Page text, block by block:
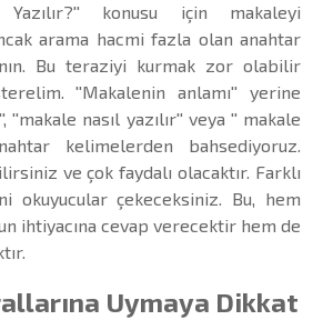
konusu için makaleyi
arama hacmi fazla olan anahtar
Bu teraziyi kurmak zor olabilir
''Makalenin anlamı'' yerine
''makale nasıl yazılır'' veya '' makale
kelimelerden bahsediyoruz.
ve çok faydalı olacaktır. Farklı
okuyucular çekeceksiniz. Bu, hem
ihtiyacına cevap verecektir hem de
Uymaya Dikkat